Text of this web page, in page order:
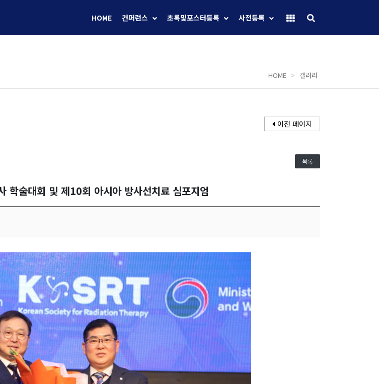
HOME 컨퍼런스 초록및포스터등록 사전등록
HOME > 갤러리
이전 페이지
목록
학술대회 및 제10회 아시아 방사선치료 심포지엄